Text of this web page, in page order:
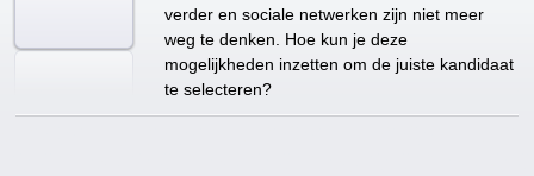
verder en sociale netwerken zijn niet meer
weg te denken. Hoe kun je deze
mogelijkheden inzetten om de juiste kandidaat
te selecteren?